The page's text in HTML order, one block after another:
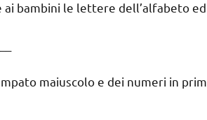
bambini le lettere dell’alfabeto ed
maiuscolo e dei numeri in